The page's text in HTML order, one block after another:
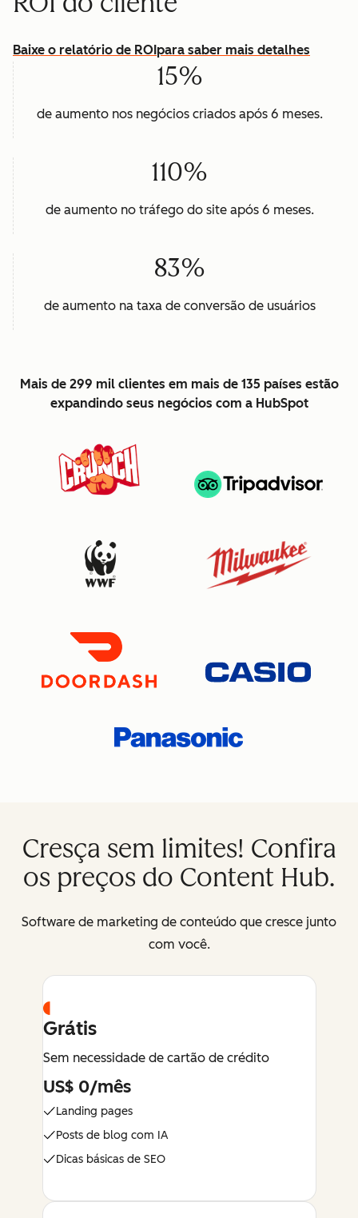
Baixe o relatório de ROIpara saber mais detalhes
15%
de aumento nos negócios criados após 6 meses.
110%
de aumento no tráfego do site após 6 meses.
83%
de aumento na taxa de conversão de usuários
Mais de 299 mil clientes em mais de 135 países estão
expandindo seus negócios com a HubSpot
Cresça sem limites! Confira
os preços do Content Hub.
Software de marketing de conteúdo que cresce junto
com você.
Grátis
Sem necessidade de cartão de crédito
US$ 0/mês
Landing pages
Posts de blog com IA
Dicas básicas de SEO